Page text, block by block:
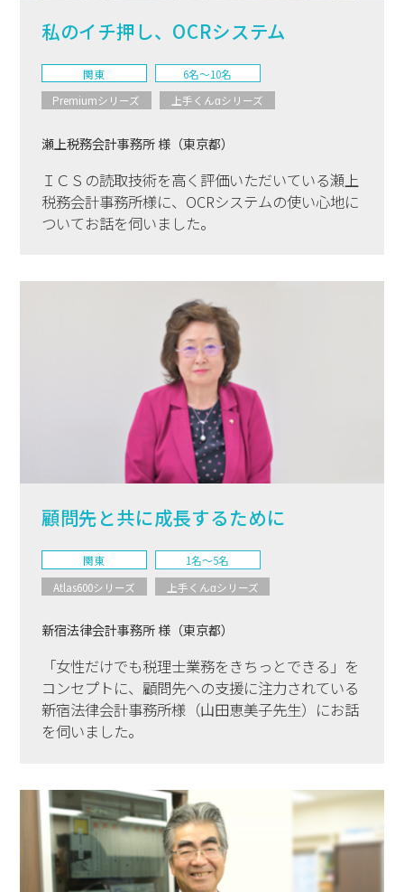
私のイチ押し、OCRシステム
関東
6名〜10名
Premiumシリーズ
上手くんαシリーズ
瀬上税務会計事務所 様（東京都）
ＩＣＳの読取技術を高く評価いただいている瀬上
税務会計事務所様に、OCRシステムの使い心地に
ついてお話を伺いました。
顧問先と共に成長するために
関東
1名〜5名
Atlas600シリーズ
上手くんαシリーズ
新宿法律会計事務所 様（東京都）
「女性だけでも税理士業務をきちっとできる」を
コンセプトに、顧問先への支援に注力されている
新宿法律会計事務所様（山田恵美子先生）にお話
を伺いました。